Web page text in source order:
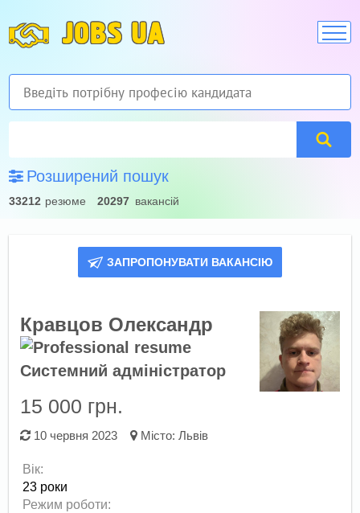
JOBS UA
Розширений пошук
33212 резюме 20297 вакансій
ЗАПРОПОНУВАТИ ВАКАНСІЮ
Кравцов Олександр
Системний адміністратор
15 000 грн.
10 червня 2023 Місто: Львів
Вік:
23 роки
Режим роботи: